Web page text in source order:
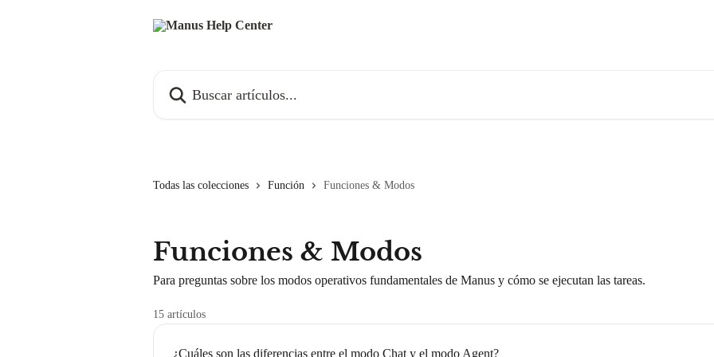
Todas las colecciones Función Funciones & Modos
Funciones & Modos
Para preguntas sobre los modos operativos fundamentales de Manus y cómo se ejecutan las tareas.
15 artículos
¿Cuáles son las diferencias entre el modo Chat y el modo Agent?